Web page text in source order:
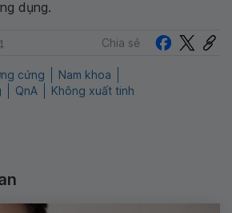
dụng.
Chia sẻ
cứng
Nam khoa
QnA Không xuất tinh